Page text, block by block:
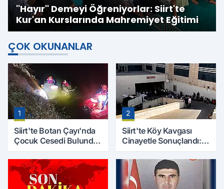
''Hayır'' Demeyi Öğreniyorlar: Siirt'te
Kur'an Kurslarında Mahremiyet Eğitimi
ÇOK OKUNANLAR
1
Siirt'te Botan Çayı'nda
Çocuk Cesedi Bulundu:
Çalışmaları Başlıyor
2
Siirt'te Köy Kavgası
Cinayetle Sonuçlandı:
Kaybetti